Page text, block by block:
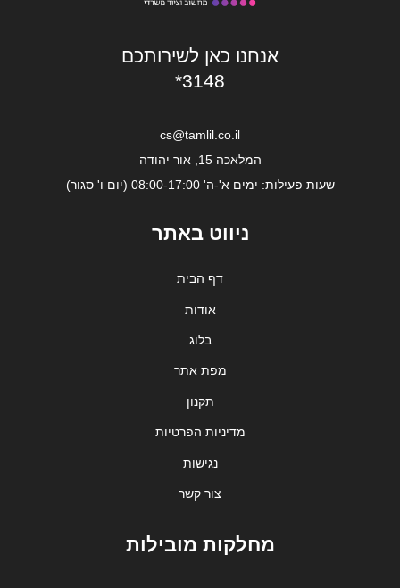
אנחנו כאן לשירותכם
*3148
cs@tamlil.co.il
המלאכה 15, אור יהודה
שעות פעילות: ימים א'-ה' 08:00-17:00 (יום ו' סגור)
ניווט באתר
דף הבית
אודות
בלוג
מפת אתר
תקנון
מדיניות הפרטיות
נגישות
צור קשר
מחלקות מובילות